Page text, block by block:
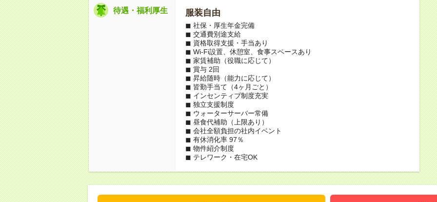
待遇・福利厚生 服装自由
◼︎ 社保・厚生年金完備
◼︎ 交通費別途支給
◼︎ 資格取得支援・手当あり
◼︎ Wi-Fi設置、休憩室、食事スペースあり
◼︎ 家賃補助（役職に応じて）
◼︎ 賞与 2回
◼︎ 昇給随時（能力に応じて）
◼︎ 皆勤手当て（4ヶ月ごと）
◼︎ インセンティブ制度充実
◼︎ 独立支援制度
◼︎ ウォーターサーバー常備
◼︎ 昼食代補助（上限あり）
◼︎ 会社全額負担の社内イベント
◼︎ 有休消化率 97％
◼︎ 物件紹介制度
◼︎ テレワーク・在宅OK